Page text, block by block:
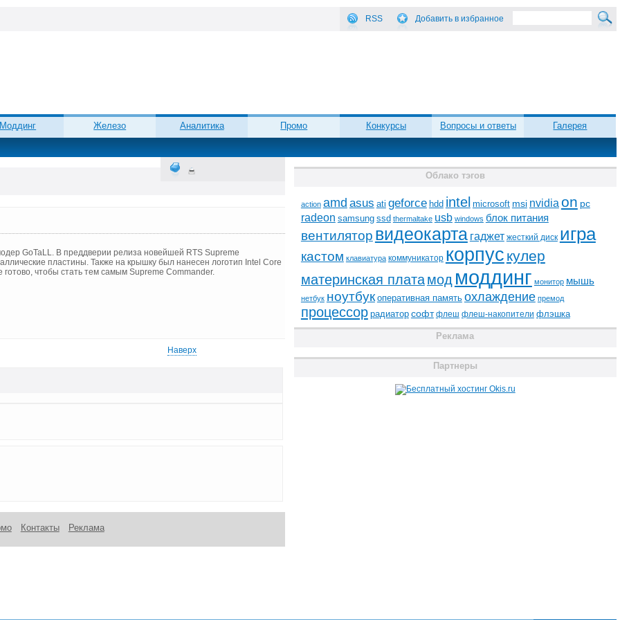
RSS Добавить в избранное
Моддинг Железо Аналитика Промо Конкурсы Вопросы и ответы
Галерея
GoTaLL. В преддверии релиза новейшей RTS Supreme
пластины. Также на крышку был нанесен логотип Intel Core
чтобы стать тем самым Supreme Commander.
Наверх
Контакты Реклама
Облако тэгов
action amd asus ati geforce hdd intel microsoft msi nvidia on pc
radeon samsung ssd thermaltake usb windows блок питания
вентилятор видеокарта гаджет жесткий диск игра
кастом клавиатура коммуникатор корпус кулер
материнская платамод моддинг монитор мышь
нетбук ноутбук оперативная память охлаждение премод
процессор радиатор софт флеш флеш-накопители флэшка
Реклама
Партнеры